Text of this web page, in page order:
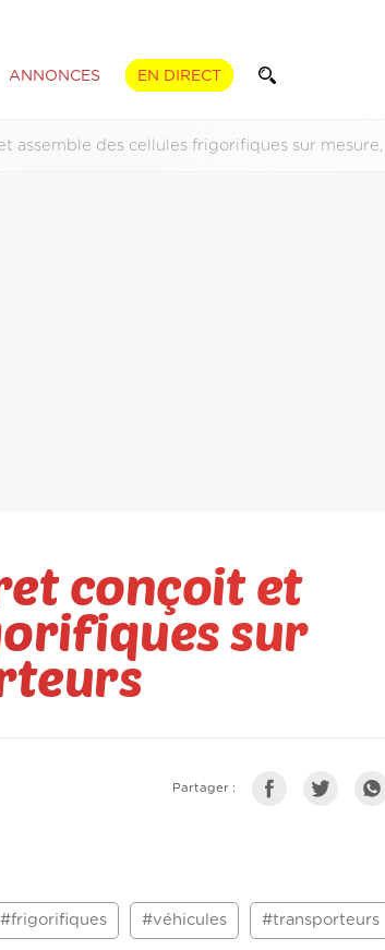
ANNONCES EN DIRECT
assemble des cellules frigorifiques sur
conçoit et
sur
Partager :
#frigorifiques #véhicules #transporteurs